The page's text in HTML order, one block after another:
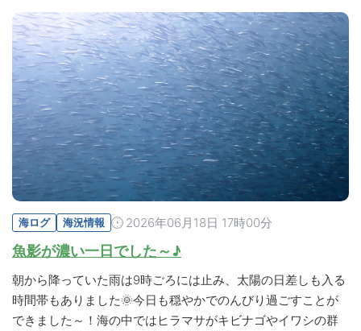
海ログ 海況情報 2026年06月18日 17時00分
魚影が濃い一日でした～♪
朝から降っていた雨は9時ごろには止み、太陽の日差しも入る
時間帯もありました🌞今日も穏やかでのんびり過ごすことが
できました～！海の中ではヒラマサがキビナゴやイワシの群